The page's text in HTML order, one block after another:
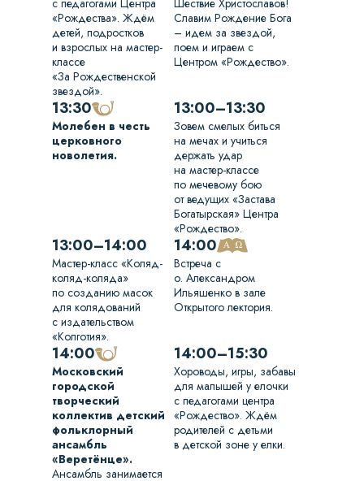
с педагогами Центра
«Рождества». Ждём
детей, подростков
и взрослых на мастер-
классе
«За Рождественской
звездой».
Шествие Христославов!
Славим Рождение Бога
– идем за звездой,
поем и играем с
Центром «Рождество».
13:30
Молебен в честь
церковного
новолетия.
13:00–13:30
Зовем смелых биться
на мечах и учиться
держать удар
на мастер-классе
по мечевому бою
от ведущих «Застава
Богатырская» Центра
«Рождество».
13:00–14:00
Мастер-класс «Коляд-
коляд-коляда»
по созданию масок
для колядований
с издательством
«Колготия».
14:00
Встреча с
о. Александром
Ильяшенко в зале
Открытого лектория.
14:00
Московский
городской
творческий
коллектив детский
фольклорный
ансамбль
«Веретёнце».
Ансамбль занимается
14:00–15:30
Хороводы, игры, забавы
для малышей у елочки
с педагогами центра
«Рождество». Ждём
родителей с детьми
в детской зоне у елки.